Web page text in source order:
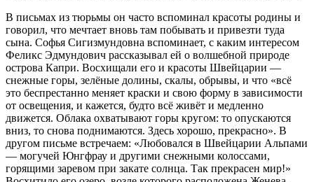
В письмах из тюрьмы он часто вспоминал красоты родины и
говорил, что мечтает вновь там побывать и привезти туда
сына. Софья Сигизмундовна вспоминает, с каким интересом
Феликс Эдмундович рассказывал ей о волшебной природе
острова Капри. Восхищали его и красоты Швейцарии —
снежные горы, зелёные долины, скалы, обрывы, и что «всё
это беспрестанно меняет краски и свою форму в зависимости
от освещения, и кажется, будто всё живёт и медленно
движется. Облака охватывают горы кругом: то опускаются
вниз, то снова поднимаются. Здесь хорошо, прекрасно». В
другом письме встречаем: «Любовался в Швейцарии Альпами
— могучей Юнгфрау и другими снежными колоссами,
горящими заревом при закате солнца. Так прекрасен мир!»